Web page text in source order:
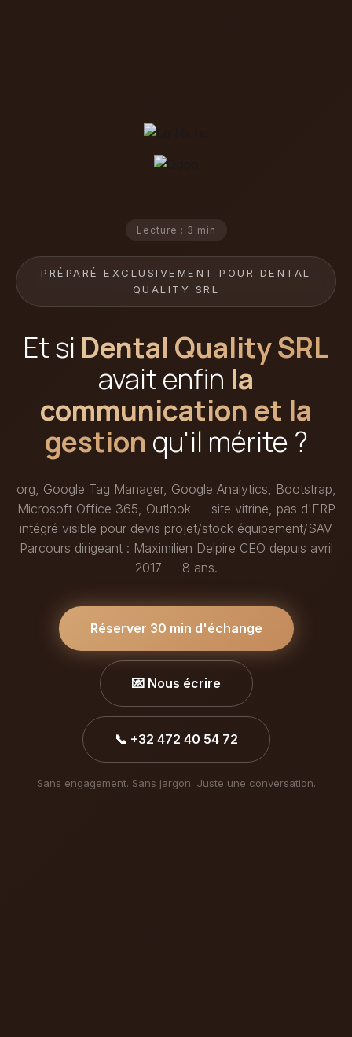
Lecture : 3 min
PRÉPARÉ EXCLUSIVEMENT POUR DENTAL
QUALITY SRL
Et si Dental Quality SRL
avait enfin la
communication et la
gestion qu'il mérite ?
org, Google Tag Manager, Google Analytics, Bootstrap,
Microsoft Office 365, Outlook — site vitrine, pas d'ERP
intégré visible pour devis projet/stock équipement/SAV
Parcours dirigeant : Maximilien Delpire CEO depuis avril
2017 — 8 ans.
Réserver 30 min d'échange
💌 Nous écrire
📞 +32 472 40 54 72
Sans engagement. Sans jargon. Juste une conversation.